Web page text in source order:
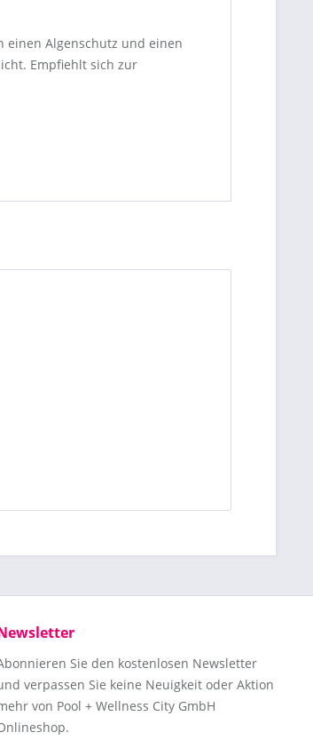
einen Algenschutz und einen
Empfiehlt sich zur
Sie den kostenlosen Newsletter
verpassen Sie keine Neuigkeit oder Aktion
von Pool + Wellness City GmbH